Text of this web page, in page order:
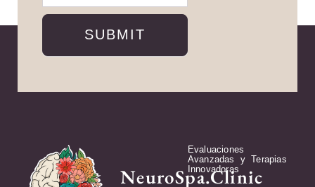
SUBMIT
NeuroSpa.Clinic
Evaluaciones
Avanzadas y Terapias
Innovadoras